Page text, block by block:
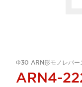
Φ30 ARN形モノレバー
ARN4-